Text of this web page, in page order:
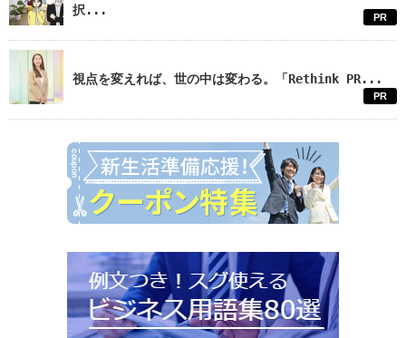
択... PR
視点を変えれば、世の中は変わる。「Rethink PR...
PR